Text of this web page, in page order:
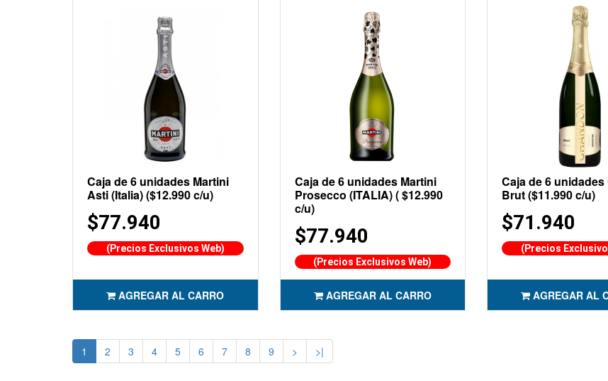
Caja de 6 unidades Martini
Asti (Italia) ($12.990 c/u)
$77.940
(Precios Exclusivos Web)
AGREGAR AL CARRO
Caja de 6 unidades Martini
Prosecco (ITALIA) ( $12.990
c/u)
$77.940
(Precios Exclusivos Web)
AGREGAR AL CARRO
Caja de 6
Brut ($11.990 c/u)
$71.940
(Precios
AGREGAR AL
1 2 3 4 5 6 7 8 9 > >|